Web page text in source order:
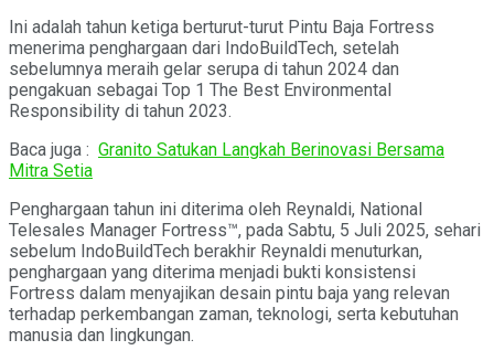
Ini adalah tahun ketiga berturut-turut Pintu Baja Fortress
menerima penghargaan dari IndoBuildTech, setelah
sebelumnya meraih gelar serupa di tahun 2024 dan
pengakuan sebagai Top 1 The Best Environmental
Responsibility di tahun 2023.
Baca juga : Granito Satukan Langkah Berinovasi Bersama
Mitra Setia
Penghargaan tahun ini diterima oleh Reynaldi, National
Telesales Manager Fortress™, pada Sabtu, 5 Juli 2025, sehari
sebelum IndoBuildTech berakhir Reynaldi menuturkan,
penghargaan yang diterima menjadi bukti konsistensi
Fortress dalam menyajikan desain pintu baja yang relevan
terhadap perkembangan zaman, teknologi, serta kebutuhan
manusia dan lingkungan.